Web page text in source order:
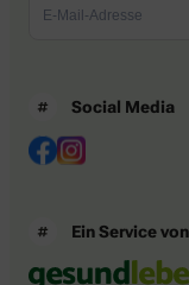
Social Media
Ein Service von